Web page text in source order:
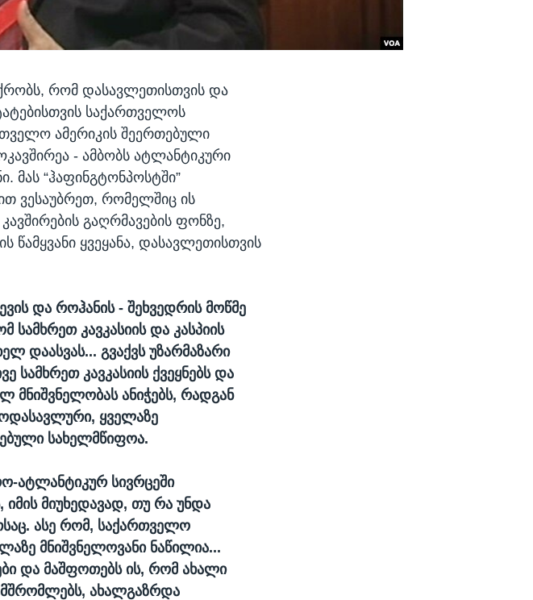
რომ დასავლეთისთვის და
საქართველოს
ამერიკის შეერთებული
- ამბობს ატლანტიკური
მას “ჰაფინგტონპოსტში”
ვესაუბრეთ, რომელშიც ის
გაღრმავების ფონზე,
ყვეყანა, დასავლეთისთვის
და როჰანის - შეხვედრის მოწმე
კავკასიის და კასპიის
დაასვას... გვაქვს უზარმაზარი
სამხრეთ კავკასიის ქვეყნებს და
მნიშვნელობას ანიჭებს, რადგან
ყველაზე
სახელმწიფოა.
ატლანტიკურ სივრცეში
იმის მიუხედავად, თუ რა უნდა
ასე რომ, საქართველო
მნიშვნელოვანი ნაწილია...
და მაშფოთებს ის, რომ ახალი
ახალგაზრდა